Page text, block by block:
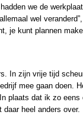
we de
wel
je kunt plannen
In zijn vrije tijd
mee gaan doen.
dat ik zo
heel anders over.